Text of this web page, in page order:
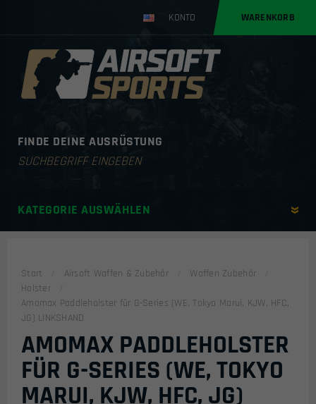
KONTO WARENKORB
FINDE DEINE AUSRÜSTUNG
Products
KATEGORIE AUSWÄHLEN
Start Airsoft Waffen & Zubehör
Waffen Zubehör
Holster
Amomax Paddleholster für G-Series (WE, Tokyo Marui, KJW, HFC,
JG) LINKSHAND
AMOMAX PADDLEHOLSTER
FÜR G-SERIES (WE, TOKYO
MARUI, KJW, HFC, JG)